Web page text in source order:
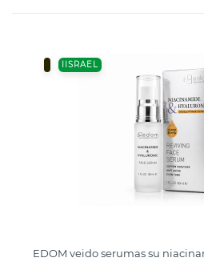
IISRAEL
EDOM veido serumas su